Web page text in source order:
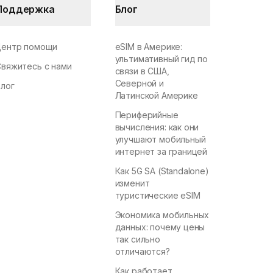
помощи
с нами
Блог
eSIM в Америке:
ультимативный гид по
связи в США,
Северной и
Латинской Америке
Периферийные
вычисления: как они
улучшают мобильный
интернет за границей
Как 5G SA (Standalone)
изменит
туристические eSIM
Экономика мобильных
данных: почему цены
так сильно
отличаются?
Как работает